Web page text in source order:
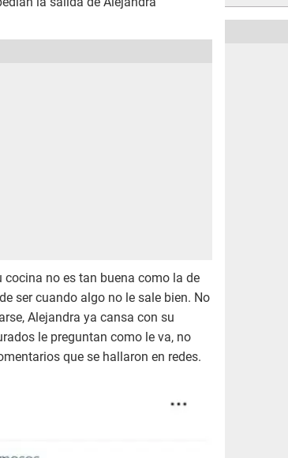
cocina no es tan buena como la de
ser cuando algo no le sale bien. No
Alejandra ya cansa con su
le preguntan como le va, no
que se hallaron en redes.